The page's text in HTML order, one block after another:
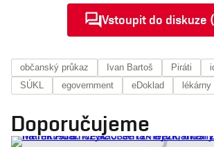
Vstoupit do diskuze
občanský průkaz Ivan Bartoš Piráti
SÚKL
egovernment eDoklad lékárny
Doporučujeme